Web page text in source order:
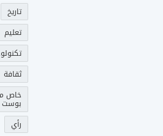
تاريخ
تعليم
ثقافة
خاص
بوست
رأي